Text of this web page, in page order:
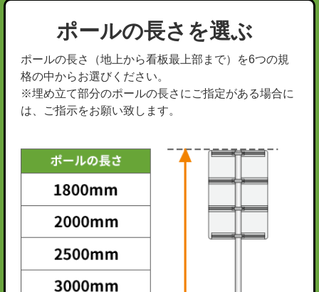
ポールの長さを選ぶ
ポールの長さ（地上から看板最上部まで）を6つの規
格の中からお選びください。
※埋め立て部分のポールの長さにご指定がある場合に
は、ご指示をお願い致します。